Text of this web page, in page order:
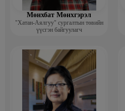
Мөнхбат Мөнхгэрэл
"Хатан-Аялгуу" сургалтын төвийн
үүсгэн байгуулагч